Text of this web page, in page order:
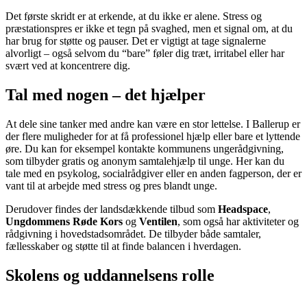
Det første skridt er at erkende, at du ikke er alene. Stress og
præstationspres er ikke et tegn på svaghed, men et signal om, at du
har brug for støtte og pauser. Det er vigtigt at tage signalerne
alvorligt – også selvom du “bare” føler dig træt, irritabel eller har
svært ved at koncentrere dig.
Tal med nogen – det hjælper
At dele sine tanker med andre kan være en stor lettelse. I Ballerup er
der flere muligheder for at få professionel hjælp eller bare et lyttende
øre. Du kan for eksempel kontakte kommunens ungerådgivning,
som tilbyder gratis og anonym samtalehjælp til unge. Her kan du
tale med en psykolog, socialrådgiver eller en anden fagperson, der er
vant til at arbejde med stress og pres blandt unge.
Derudover findes der landsdækkende tilbud som Headspace,
Ungdommens Røde Kors og Ventilen, som også har aktiviteter og
rådgivning i hovedstadsområdet. De tilbyder både samtaler,
fællesskaber og støtte til at finde balancen i hverdagen.
Skolens og uddannelsens rolle